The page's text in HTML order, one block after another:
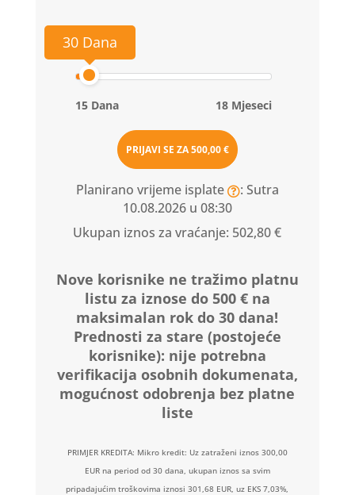
30 Dana
15 Dana 18 Mjeseci
PRIJAVI SE ZA500,00 €
Planirano vrijeme isplate
: Sutra
10.08.2026 u 08:30
Ukupan iznos za vraćanje: 502,80 €
Nove korisnike ne tražimo platnu
listu za iznose do 500 € na
maksimalan rok do 30 dana!
Prednosti za stare (postojeće
korisnike): nije potrebna
verifikacija osobnih dokumenata,
mogućnost odobrenja bez platne
liste
PRIMJER KREDITA: Mikro kredit: Uz zatraženi iznos 300,00
EUR na period od 30 dana, ukupan iznos sa svim
pripadajućim troškovima iznosi 301,68 EUR, uz EKS 7,03%,